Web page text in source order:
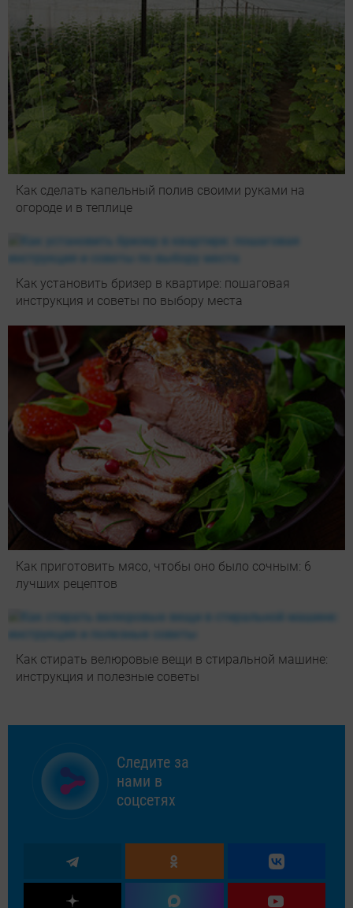
Как сделать капельный полив своими руками на
огороде и в теплице
Как установить бризер в квартире: пошаговая
инструкция и советы по выбору места
Как приготовить мясо, чтобы оно было сочным: 6
лучших рецептов
Как стирать велюровые вещи в стиральной машине:
инструкция и полезные советы
Следите за
нами в
соцсетях